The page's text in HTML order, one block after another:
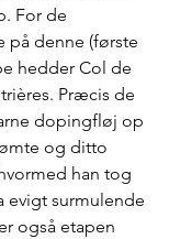
For de
på denne (første
hedder Col de
Præcis de
dopingfløj op
og ditto
han tog
evigt surmulende
også etapen